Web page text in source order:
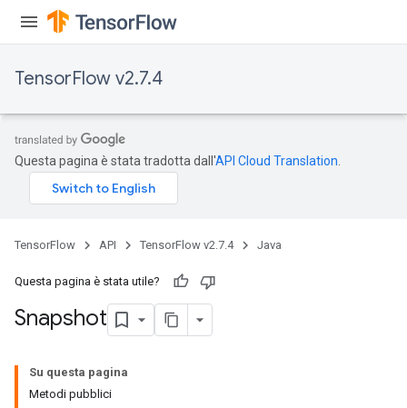
TensorFlow v2.7.4
Questa pagina è stata tradotta dall'API Cloud Translation
TensorFlow API TensorFlow v2.7.4 Java
Questa pagina è stata utile?
Snapshot
Su questa pagina
Metodi pubblici